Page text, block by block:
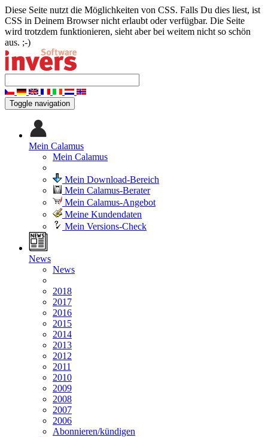
Diese Seite nutzt die Möglichkeiten von CSS. Falls Du dies liest, ist
CSS in Deinem Browser nicht erlaubt oder verfügbar. Die Seite
wird trotzdem funktionieren, sieht aber bei weitem nicht so schön
aus. ;-)
Toggle navigation
Mein Calamus
Mein Calamus
Mein Download-Bereich
Mein Calamus-Berater
Mein Calamus-Angebot
Meine Kundendaten
Mein Versions-Check
News
News
2018
2017
2016
2015
2014
2013
2012
2011
2010
2009
2008
2007
2006
Abonnieren/kündigen